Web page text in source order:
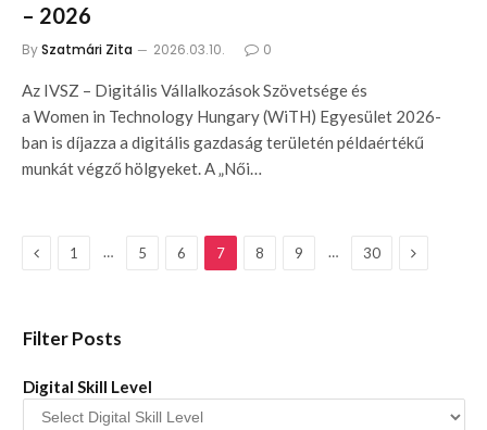
– 2026
BySzatmári Zita 2026.03.10. 0
Az IVSZ – Digitális Vállalkozások Szövetsége és
a Women in Technology Hungary (WiTH) Egyesület 2026-
ban is díjazza a digitális gazdaság területén példaértékű
munkát végző hölgyeket. A „Női…
Previous
1 … 5 6 7 8 9 … 30 Next
Filter Posts
Digital Skill Level